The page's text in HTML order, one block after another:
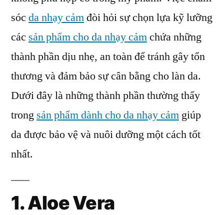
cho
da
cảm
lành
tính
sóc da nhạy cảmđòi hỏi sự chọn lựa kỹ lưỡng
các sản phẩm cho da nhạy cảmchứa những
thành phần dịu nhẹ, an toàn để tránh gây tổn
thương và đảm bảo sự cân bằng cho làn da.
Dưới đây là những thành phần thường thấy
trong sản phẩm dành cho da nhạy cảm giúp
da được bảo vệ và nuôi dưỡng một cách tốt
nhất.
1. Aloe Vera